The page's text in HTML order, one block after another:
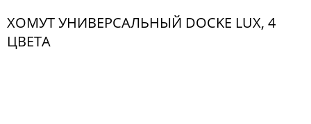
ХОМУТ УНИВЕРСАЛЬНЫЙ DOCKE LUX, 4
ЦВЕТА